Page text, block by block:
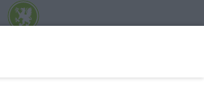
o.o. Internetowy Serwis Informacyjny Miasta